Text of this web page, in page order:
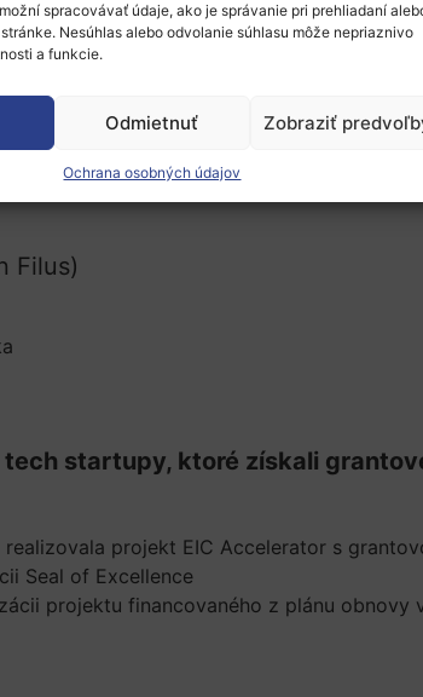
spracovávať údaje, ako je správanie pri prehliadaní
Nesúhlas alebo odvolanie súhlasu môže nepriaznivo
a funkcie.
Odmietnuť Zobraziť
Ochrana osobných údajov
a projekty
Filus)
startupy, ktoré získali
realizovala projekt EIC Accelerator s
Seal of Excellence
projektu financovaného z plánu